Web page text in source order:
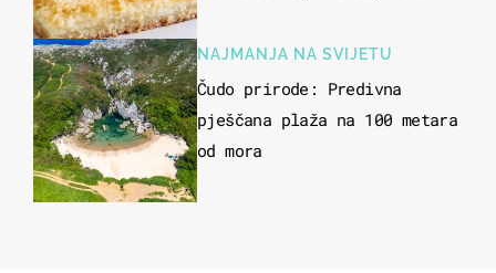
NAJMANJA NA SVIJETU
Čudo prirode: Predivna
pješčana plaža na 100 metara
od mora